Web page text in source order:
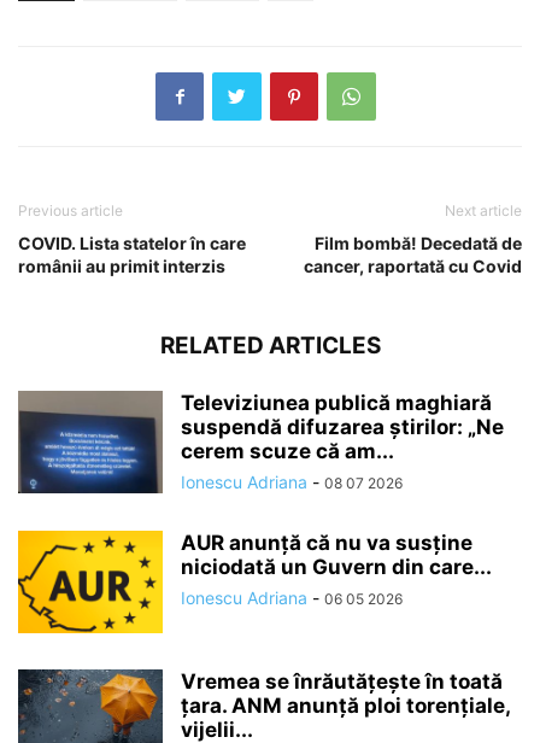
Previous article
COVID. Lista statelor în care
românii au primit interzis
Next article
Film bombă! Decedată de
cancer, raportată cu Covid
RELATED ARTICLES
Televiziunea publică maghiară
suspendă difuzarea ştirilor: „Ne
cerem scuze că am...
Ionescu Adriana - 08 07 2026
AUR anunță că nu va susține
niciodată un Guvern din care...
Ionescu Adriana - 06 05 2026
Vremea se înrăutăţeşte în toată
ţara. ANM anunță ploi torențiale,
vijelii...